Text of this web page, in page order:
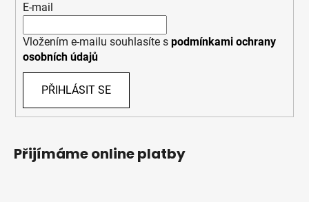
E-mail
Vložením e-mailu souhlasíte s podmínkami ochrany
osobních údajů
PŘIHLÁSIT SE
Přijímáme online platby